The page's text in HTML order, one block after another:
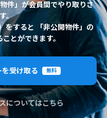
件」が会員間でやり取りさ
。
をすると 「非公開物件」の
とができます。
受け取る 無料
についてはこちら